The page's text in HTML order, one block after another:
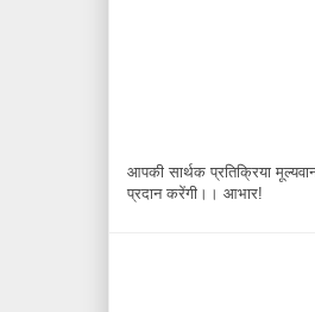
आपकी सार्थक प्रतिक्रिया
प्रदान करेंगी।। आभार!